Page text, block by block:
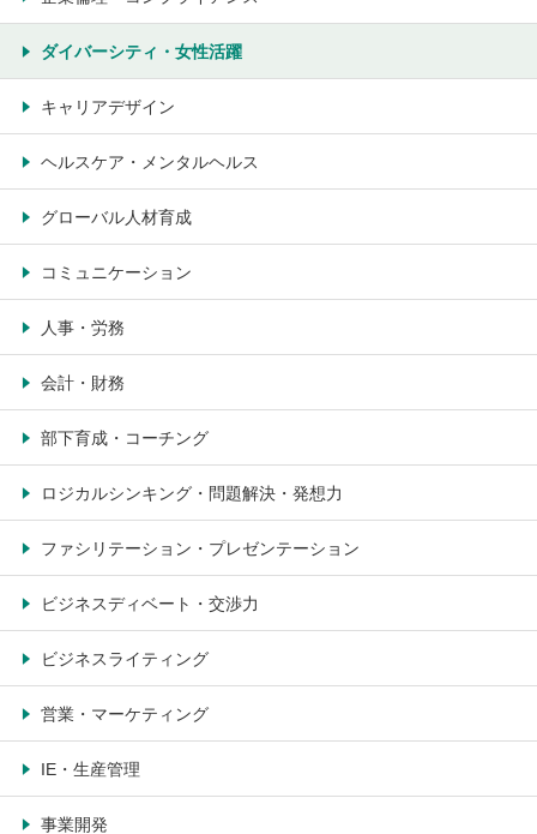
ダイバーシティ・女性活躍
キャリアデザイン
ヘルスケア・メンタルヘルス
グローバル人材育成
コミュニケーション
人事・労務
会計・財務
部下育成・コーチング
ロジカルシンキング・問題解決・発想力
ファシリテーション・プレゼンテーション
ビジネスディベート・交渉力
ビジネスライティング
営業・マーケティング
IE・生産管理
事業開発